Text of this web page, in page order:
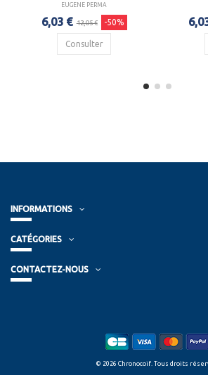
EUGENE PERMA
6,03 € 12,05 € -50%
Consulter
INFORMATIONS
CATÉGORIES
CONTACTEZ-NOUS
© 2026 Chronocoif. Tous droits